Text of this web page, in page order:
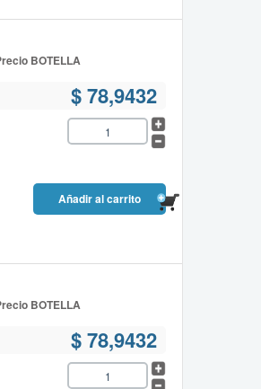
BOTELLA
$ 78,9432
BOTELLA
$ 78,9432